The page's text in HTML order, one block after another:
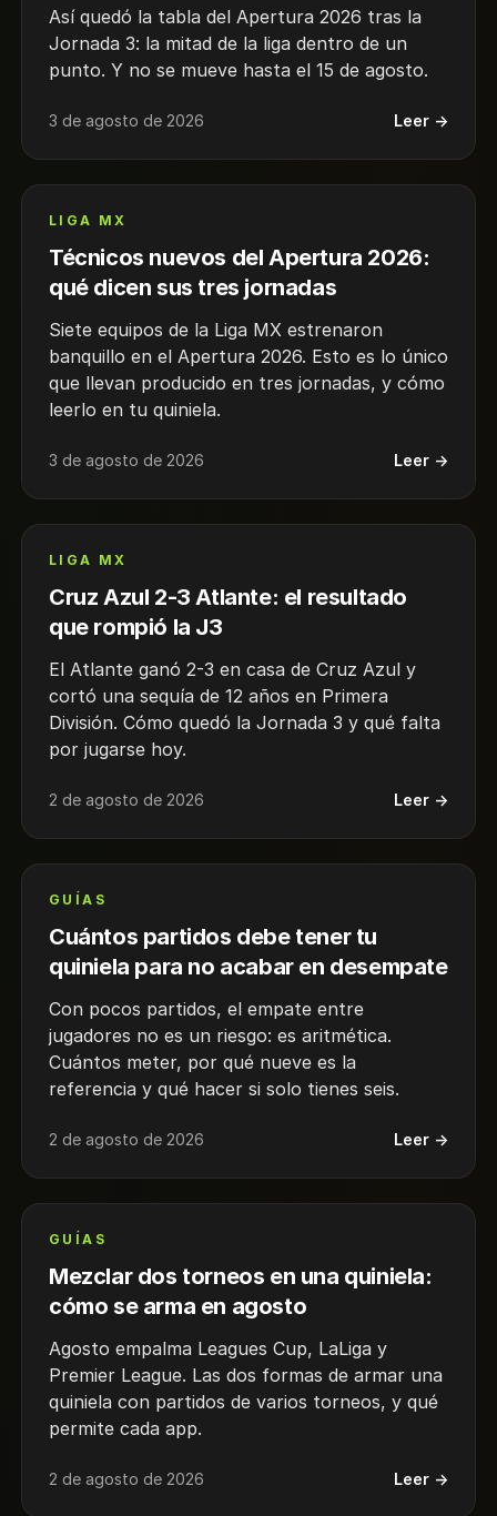
Así quedó la tabla del Apertura 2026 tras la
Jornada 3: la mitad de la liga dentro de un
punto. Y no se mueve hasta el 15 de agosto.
3 de agosto de 2026 Leer →
LIGA MX
Técnicos nuevos del Apertura 2026:
qué dicen sus tres jornadas
Siete equipos de la Liga MX estrenaron
banquillo en el Apertura 2026. Esto es lo único
que llevan producido en tres jornadas, y cómo
leerlo en tu quiniela.
3 de agosto de 2026 Leer →
LIGA MX
Cruz Azul 2-3 Atlante: el resultado
que rompió la J3
El Atlante ganó 2-3 en casa de Cruz Azul y
cortó una sequía de 12 años en Primera
División. Cómo quedó la Jornada 3 y qué falta
por jugarse hoy.
2 de agosto de 2026 Leer →
GUÍAS
Cuántos partidos debe tener tu
quiniela para no acabar en desempate
Con pocos partidos, el empate entre
jugadores no es un riesgo: es aritmética.
Cuántos meter, por qué nueve es la
referencia y qué hacer si solo tienes seis.
2 de agosto de 2026 Leer →
GUÍAS
Mezclar dos torneos en una quiniela:
cómo se arma en agosto
Agosto empalma Leagues Cup, LaLiga y
Premier League. Las dos formas de armar una
quiniela con partidos de varios torneos, y qué
permite cada app.
2 de agosto de 2026 Leer →